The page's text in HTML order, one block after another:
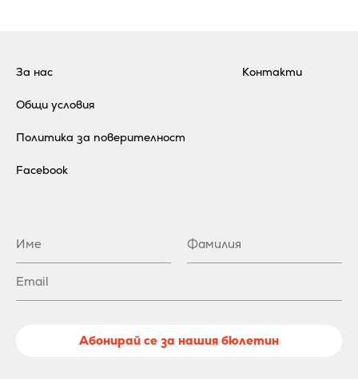
За нас
Общи условия
Политика за поверителност
Контакти
Facebook
Абонирай се за нашия бюлетин